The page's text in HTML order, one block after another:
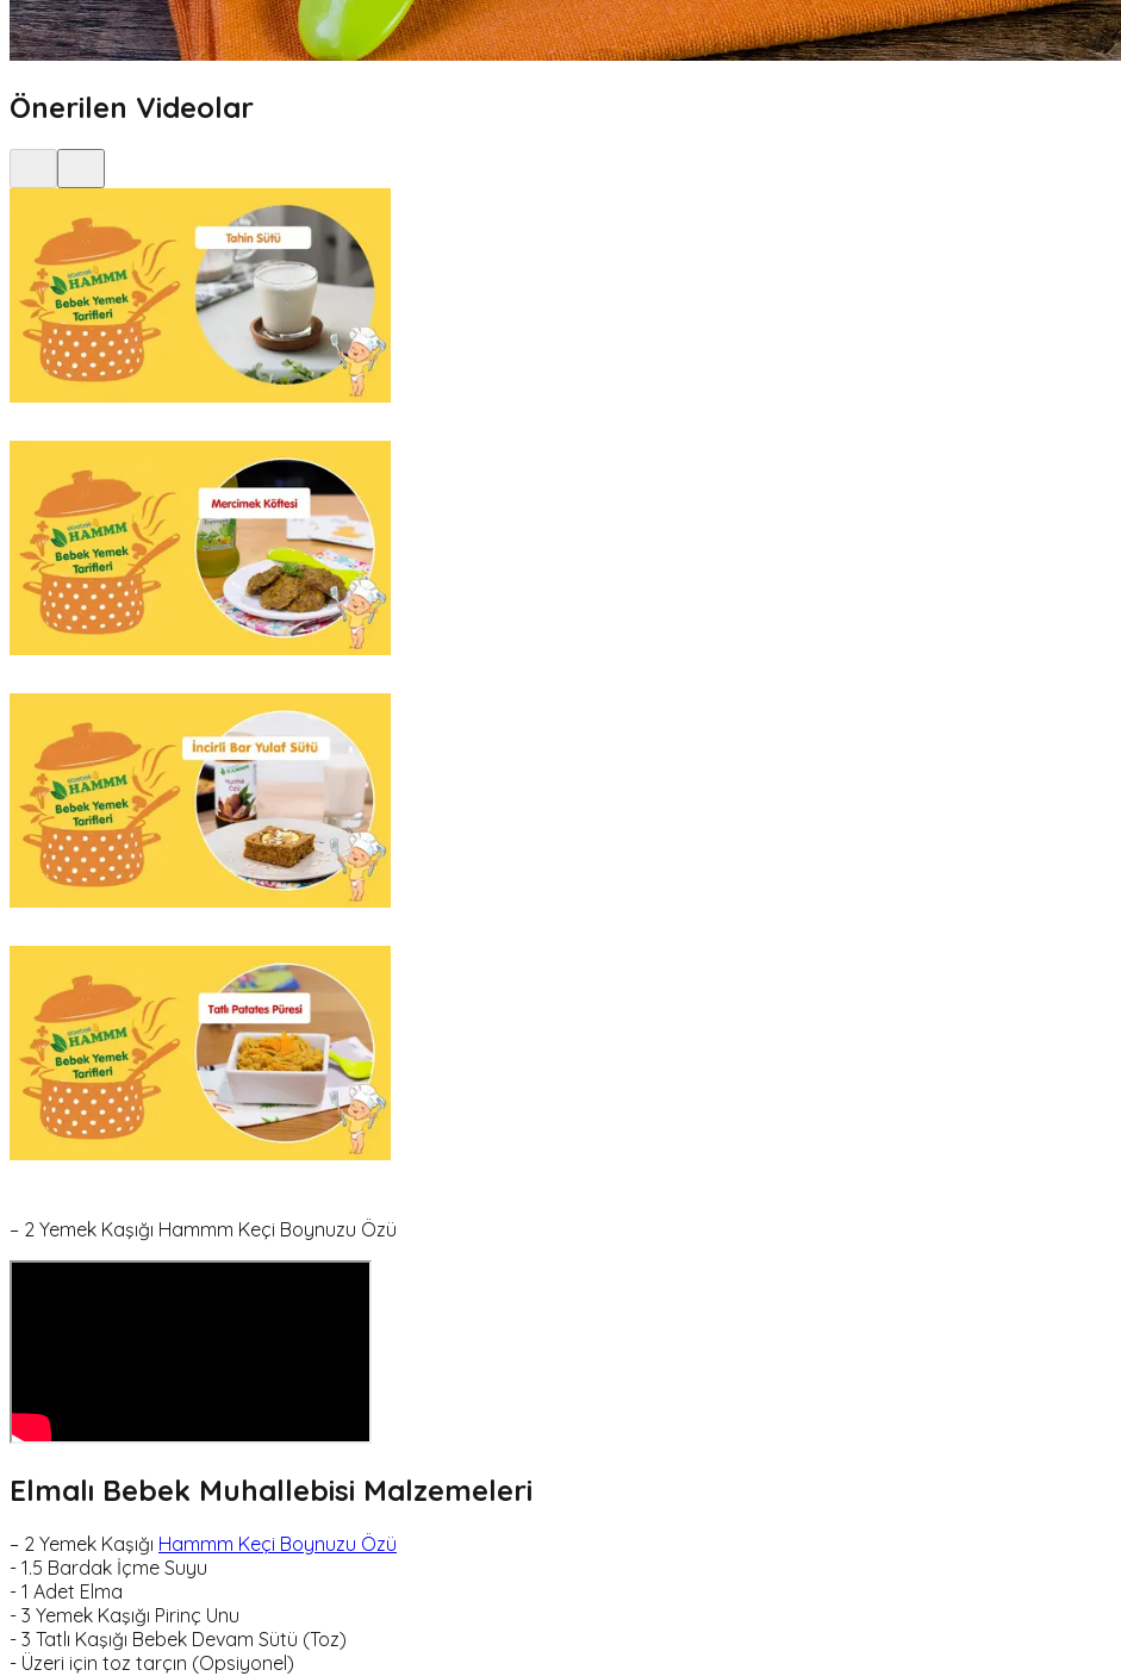
Önerilen Videolar
– 2 Yemek Kaşığı Hammm Keçi Boynuzu Özü
Elmalı Bebek Muhallebisi Malzemeleri
– 2 Yemek Kaşığı Hammm Keçi Boynuzu Özü
- 1.5 Bardak İçme Suyu
- 1 Adet Elma
- 3 Yemek Kaşığı Pirinç Unu
- 3 Tatlı Kaşığı Bebek Devam Sütü (Toz)
- Üzeri için toz tarçın (Opsiyonel)